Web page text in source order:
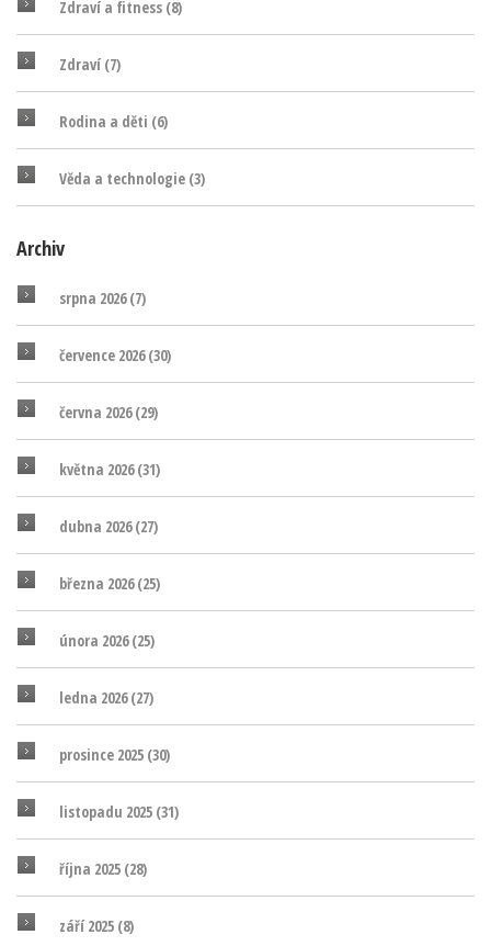
Zdraví a fitness (8)
Zdraví (7)
Rodina a děti (6)
Věda a technologie (3)
Archiv
srpna 2026(7)
července 2026(30)
června 2026(29)
května 2026(31)
dubna 2026(27)
března 2026(25)
února 2026(25)
ledna 2026(27)
prosince 2025 (30)
listopadu 2025 (31)
října 2025 (28)
září 2025 (8)